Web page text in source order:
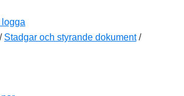
/ Stadgar och styrande dokument/